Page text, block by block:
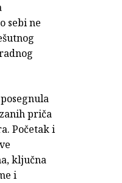
sebi ne
priča
Početak i
ključna
i